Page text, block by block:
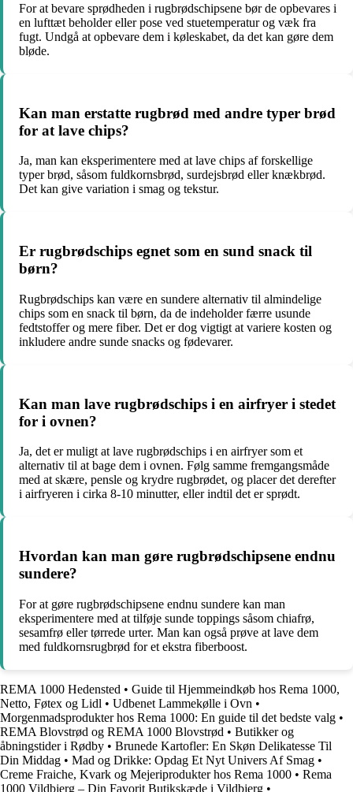
For at bevare sprødheden i rugbrødschipsene bør de opbevares i
en lufttæt beholder eller pose ved stuetemperatur og væk fra
fugt. Undgå at opbevare dem i køleskabet, da det kan gøre dem
bløde.
Kan man erstatte rugbrød med andre typer brød
for at lave chips?
Ja, man kan eksperimentere med at lave chips af forskellige
typer brød, såsom fuldkornsbrød, surdejsbrød eller knækbrød.
Det kan give variation i smag og tekstur.
Er rugbrødschips egnet som en sund snack til
børn?
Rugbrødschips kan være en sundere alternativ til almindelige
chips som en snack til børn, da de indeholder færre usunde
fedtstoffer og mere fiber. Det er dog vigtigt at variere kosten og
inkludere andre sunde snacks og fødevarer.
Kan man lave rugbrødschips i en airfryer i stedet
for i ovnen?
Ja, det er muligt at lave rugbrødschips i en airfryer som et
alternativ til at bage dem i ovnen. Følg samme fremgangsmåde
med at skære, pensle og krydre rugbrødet, og placer det derefter
i airfryeren i cirka 8-10 minutter, eller indtil det er sprødt.
Hvordan kan man gøre rugbrødschipsene endnu
sundere?
For at gøre rugbrødschipsene endnu sundere kan man
eksperimentere med at tilføje sunde toppings såsom chiafrø,
sesamfrø eller tørrede urter. Man kan også prøve at lave dem
med fuldkornsrugbrød for et ekstra fiberboost.
REMA 1000 Hedensted • Guide til Hjemmeindkøb hos Rema 1000,
Netto, Føtex og Lidl • Udbenet Lammekølle i Ovn •
Morgenmadsprodukter hos Rema 1000: En guide til det bedste valg •
REMA Blovstrød og REMA 1000 Blovstrød • Butikker og
åbningstider i Rødby • Brunede Kartofler: En Skøn Delikatesse Til
Din Middag • Mad og Drikke: Opdag Et Nyt Univers Af Smag •
Creme Fraiche, Kvark og Mejeriprodukter hos Rema 1000 • Rema
1000 Vildbjerg – Din Favorit Butikskæde i Vildbjerg •